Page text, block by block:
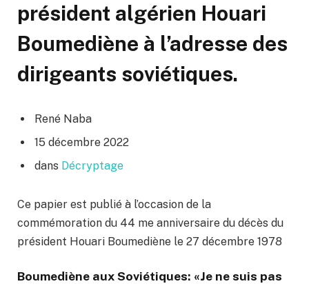
président algérien Houari
Boumediène à l’adresse des
dirigeants soviétiques.
René Naba
15 décembre 2022
dans Décryptage
Ce papier est publié à l’occasion de la
commémoration du 44 me anniversaire du décès du
président Houari Boumediène le 27 décembre 1978
Boumediène aux Soviétiques: «Je ne suis pas